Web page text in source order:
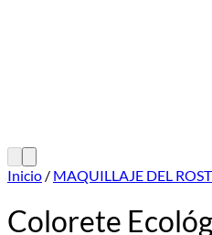
Inicio / MAQUILLAJE DEL
Colorete